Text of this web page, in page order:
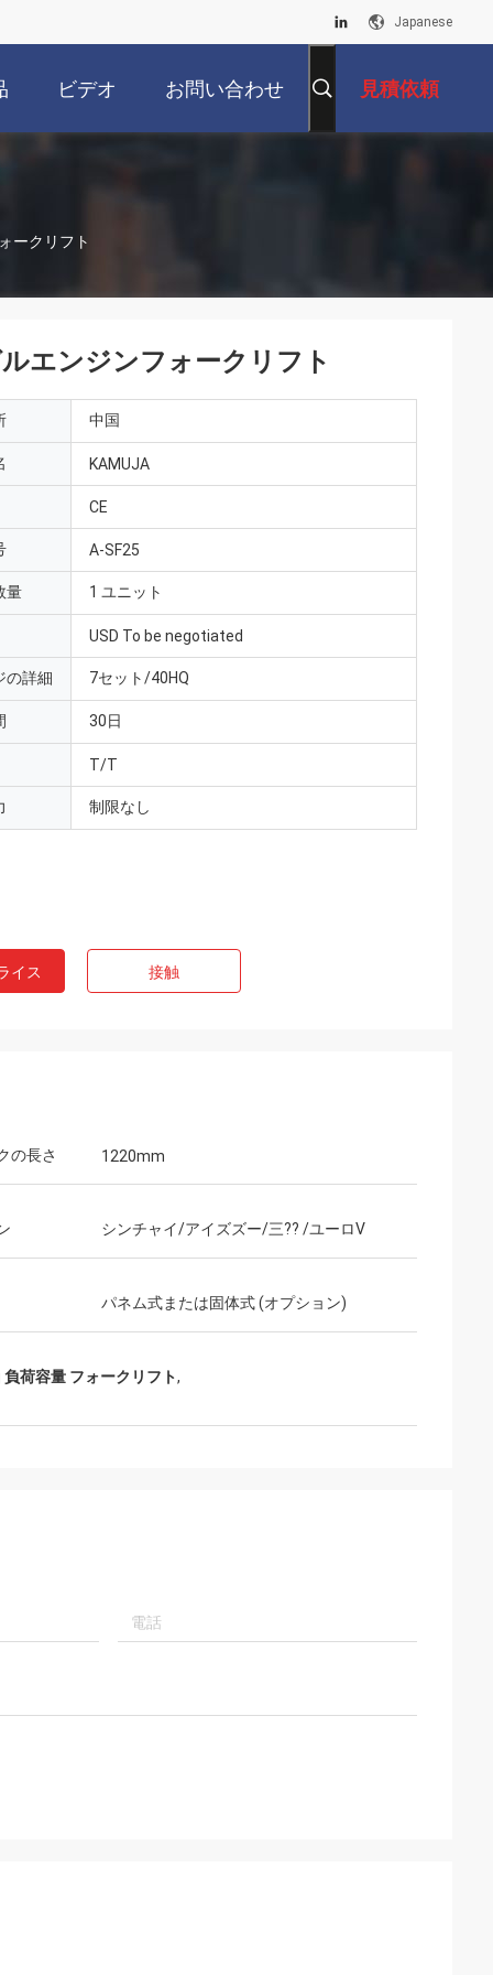
Japanese
ビデオ お問い合わせ 見積依頼
ークリフト
エンジンフォークリフト
中国
KAMUJA
CE
A-SF25
量 1 ユニット
USD To be negotiated
の詳細 7セット/40HQ
30日
T/T
制限なし
イス 接触
の長さ 1220mm
シンチャイ/アイズズー/三?? /ユーロV
パネム式または固体式 (オプション)
荷容量 フォークリフト,